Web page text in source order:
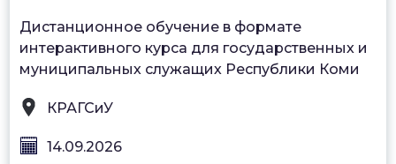
Дистанционное обучение в формате
интерактивного курса для государственных и
муниципальных служащих Республики Коми
КРАГСиУ
14.09.2026